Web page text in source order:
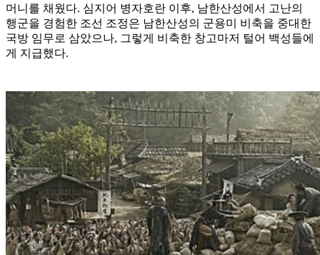
머니를 채웠다. 심지어 병자호란 이후, 남한산성에서 고난의
행군을 경험한 조선 조정은 남한산성의 군용미 비축을 중대한
국방 임무로 삼았으나, 그렇게 비축한 창고마저 털어 백성들에
게 지급했다.